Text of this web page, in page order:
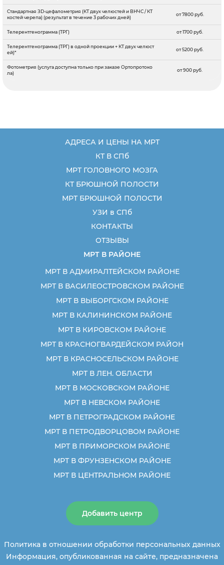
Стандартная ЗD-цефалометрия (КТ двух челюстей и ВНЧС / КТ
костей черепа) (результат в течение 3 рабочих дней)
от 7800 руб.
Телерентгенограмма (ТРГ) от 1700 руб.
Телерентгенограмма (ТРГ) в одной проекции + КТ двух челюст
ей)*
от 5200 руб.
Фотометрия (услуга доступна только при заказе Ортопротоко
ла)
от 900 руб.
АДРЕСА И ЦЕНЫ НА МРТ
КТ В СПб
МРТ ГОЛОВНОГО МОЗГА
КТ БРЮШНОЙ ПОЛОСТИ
МРТ БРЮШНОЙ ПОЛОСТИ
УЗИ в СПб
КОНТАКТЫ
ОТЗЫВЫ
МРТ В РАЙОНЕ
МРТ В АДМИРАЛТЕЙСКОМ РАЙОНЕ
МРТ В ВАСИЛЕОСТРОВСКОМ РАЙОНЕ
МРТ В ВЫБОРГСКОМ РАЙОНЕ
МРТ В КАЛИНИНСКОМ РАЙОНЕ
МРТ В КИРОВСКОМ РАЙОНЕ
МРТ В КРАСНОГВАРДЕЙСКОМ РАЙОН
МРТ В КРАСНОСЕЛЬСКОМ РАЙОНЕ
МРТ В ЛЕН. ОБЛАСТИ
МРТ В МОСКОВСКОМ РАЙОНЕ
МРТ В НЕВСКОМ РАЙОНЕ
МРТ В ПЕТРОГРАДСКОМ РАЙОНЕ
МРТ В ПЕТРОДВОРЦОВОМ РАЙОНЕ
МРТ В ПРИМОРСКОМ РАЙОНЕ
МРТ В ФРУНЗЕНСКОМ РАЙОНЕ
МРТ В ЦЕНТРАЛЬНОМ РАЙОНЕ
Добавить центр
Политика в отношении обработки персональных данных
Информация, опубликованная на сайте, предназначена